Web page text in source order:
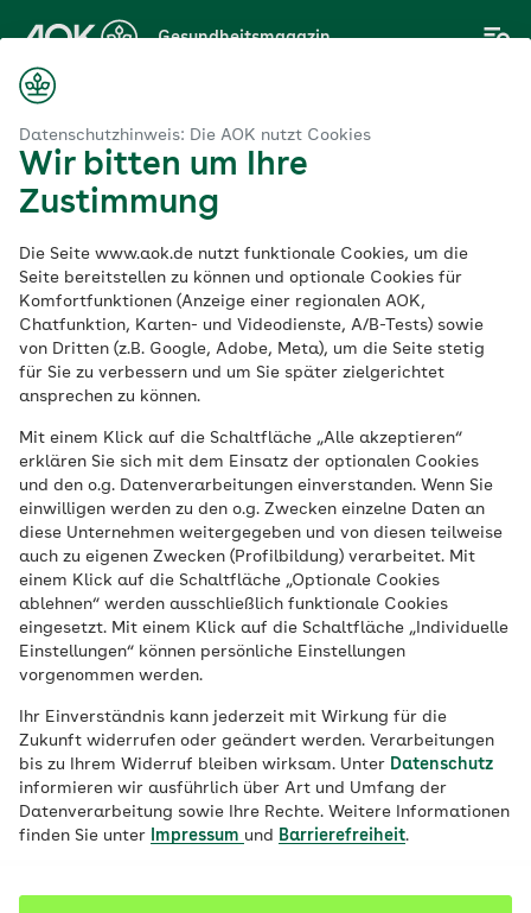
Datenschutzhinweis: Die AOK nutzt Cookies
Wir bitten um Ihre
Zustimmung
Die Seite www.aok.de nutzt funktionale Cookies, um die
Seite bereitstellen zu können und optionale Cookies für
Komfortfunktionen (Anzeige einer regionalen AOK,
Chatfunktion, Karten- und Videodienste, A/B-Tests) sowie
von Dritten (z.B. Google, Adobe, Meta), um die Seite stetig
für Sie zu verbessern und um Sie später zielgerichtet
ansprechen zu können.
Mit einem Klick auf die Schaltfläche „Alle akzeptieren“
erklären Sie sich mit dem Einsatz der optionalen Cookies
und den o.g. Datenverarbeitungen einverstanden. Wenn Sie
einwilligen werden zu den o.g. Zwecken einzelne Daten an
diese Unternehmen weitergegeben und von diesen teilweise
auch zu eigenen Zwecken (Profilbildung) verarbeitet. Mit
einem Klick auf die Schaltfläche „Optionale Cookies
ablehnen“ werden ausschließlich funktionale Cookies
eingesetzt. Mit einem Klick auf die Schaltfläche „Individuelle
Einstellungen“ können persönliche Einstellungen
vorgenommen werden.
Ihr Einverständnis kann jederzeit mit Wirkung für die
Zukunft widerrufen oder geändert werden. Verarbeitungen
bis zu Ihrem Widerruf bleiben wirksam. Unter Datenschutz
informieren wir ausführlich über Art und Umfang der
Datenverarbeitung sowie Ihre Rechte. Weitere Informationen
finden Sie unter
Impressum und Barrierefreiheit.
Hauptinhalt
springen
Gesundheitsmagazin
Was sind Filzläuse
und wie wird man sie
wieder los?
Veröffentlicht am:
18.01.2023 4 Minuten Lesedauer
Filzläuse sind lästig und unangenehm. Die
Parasiten werden durch engen
Hautkontakt, etwa beim Sex, übertragen.
Oft genügt eine kurze Behandlung, um sie
wieder loszuwerden. Um andere nicht zu
infizieren, ist das eigene Verhalten wichtig.
Fachlich geprüft